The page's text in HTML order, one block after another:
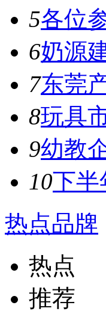
5各位
6奶源
7东莞
8玩具
9幼教
10下半
热点品牌
热点
推荐